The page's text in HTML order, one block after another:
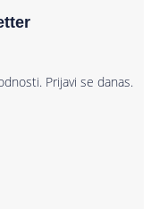
Prijavi se danas.